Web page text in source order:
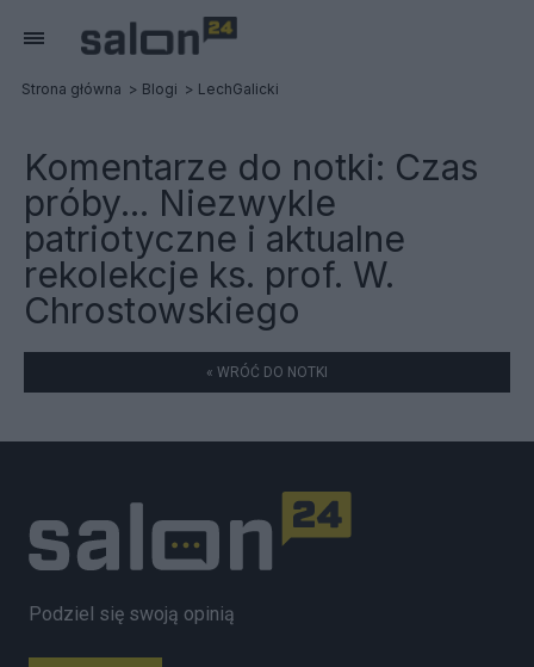
Strona główna Blogi LechGalicki
Komentarze do notki: Czas
próby... Niezwykle
patriotyczne i aktualne
rekolekcje ks. prof. W.
Chrostowskiego
« WRÓĆ DO NOTKI
Podziel się swoją opinią